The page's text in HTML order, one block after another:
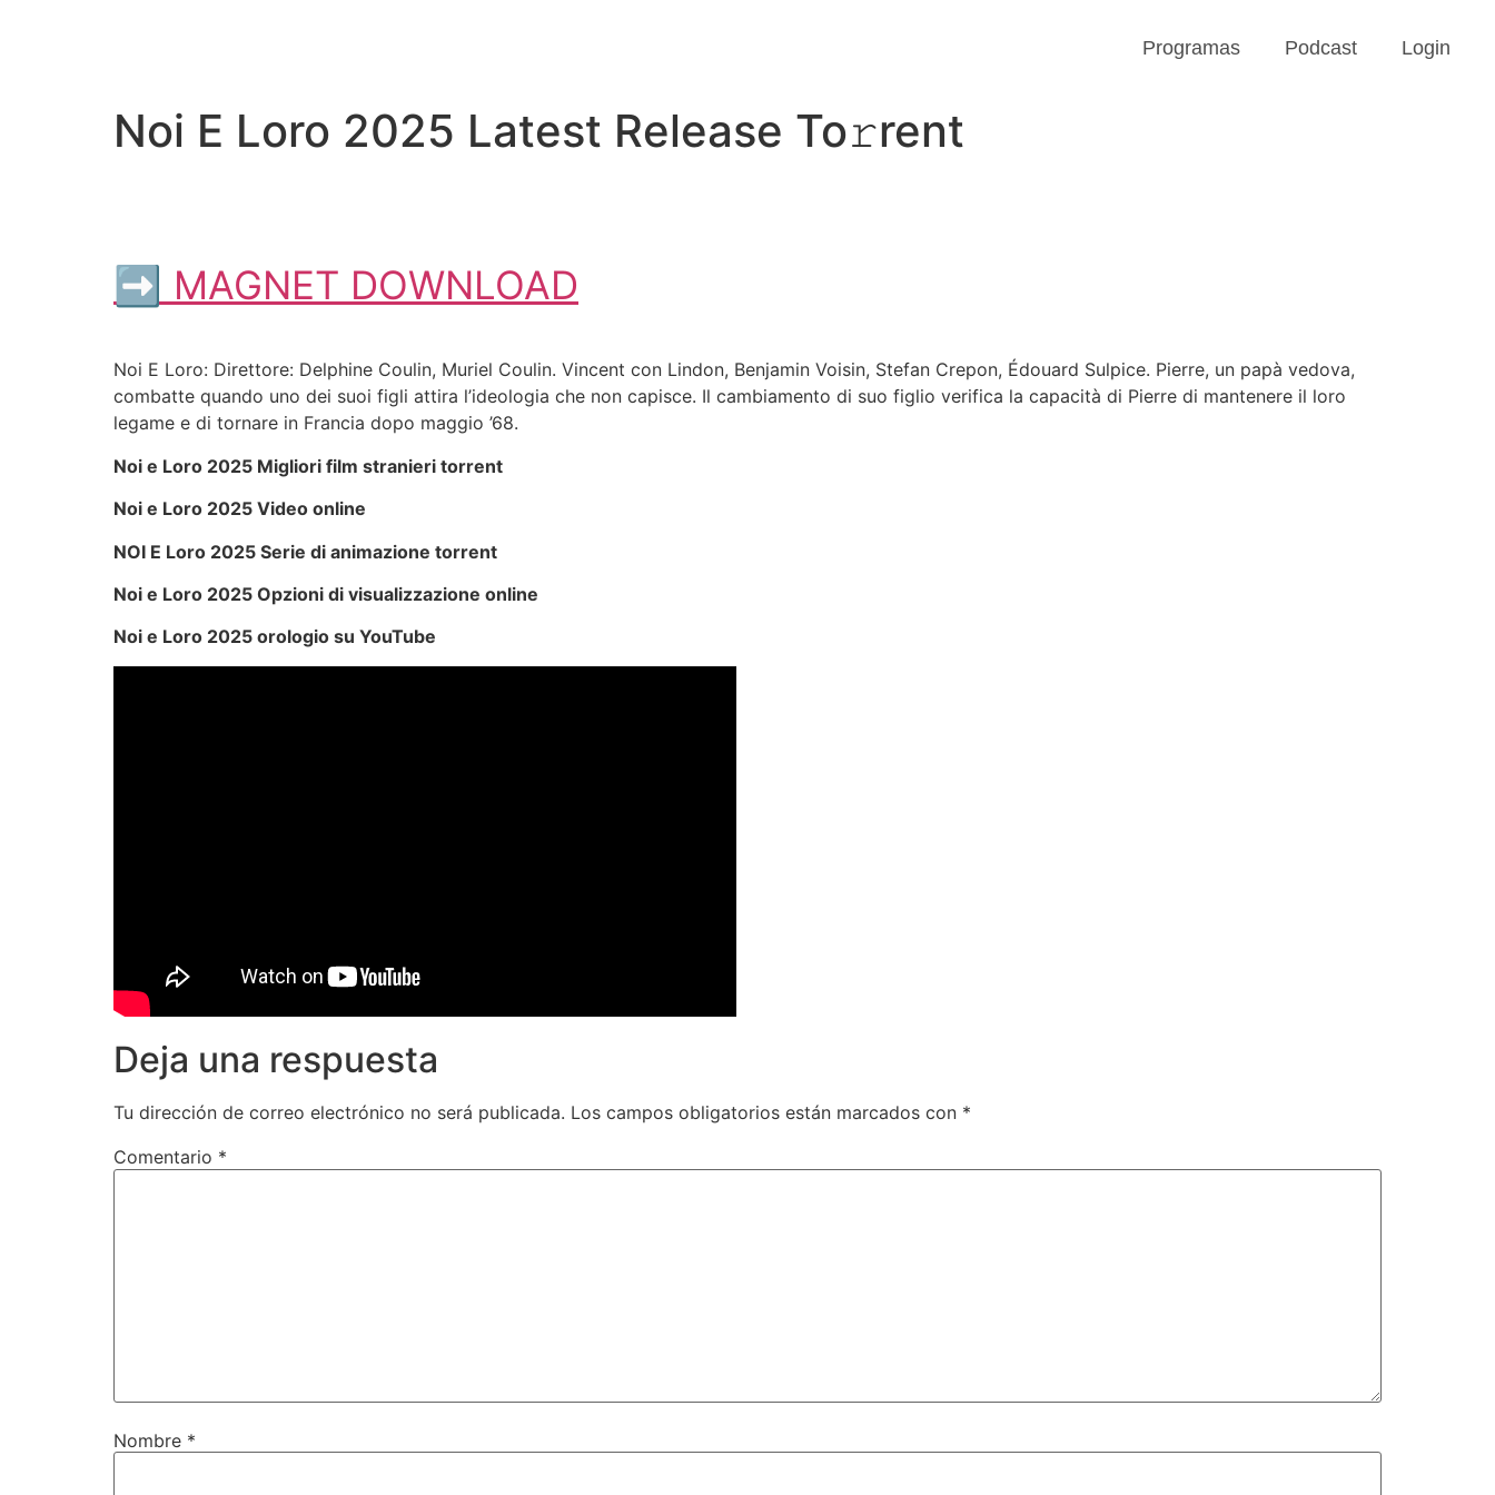
Programas Podcast Login
Noi E Loro 2025 Latest Release To𝚛rent
➡ MAGNET DOWNLOAD
Noi E Loro: Direttore: Delphine Coulin, Muriel Coulin. Vincent con Lindon, Benjamin Voisin, Stefan Crepon, Édouard Sulpice. Pierre, un papà vedova,
combatte quando uno dei suoi figli attira l’ideologia che non capisce. Il cambiamento di suo figlio verifica la capacità di Pierre di mantenere il loro
legame e di tornare in Francia dopo maggio ’68.
Noi e Loro 2025 Migliori film stranieri torrent
Noi e Loro 2025 Video online
NOI E Loro 2025 Serie di animazione torrent
Noi e Loro 2025 Opzioni di visualizzazione online
Noi e Loro 2025 orologio su YouTube
Deja una respuesta
Tu dirección de correo electrónico no será publicada. Los campos obligatorios están marcados con *
Comentario *
Nombre *